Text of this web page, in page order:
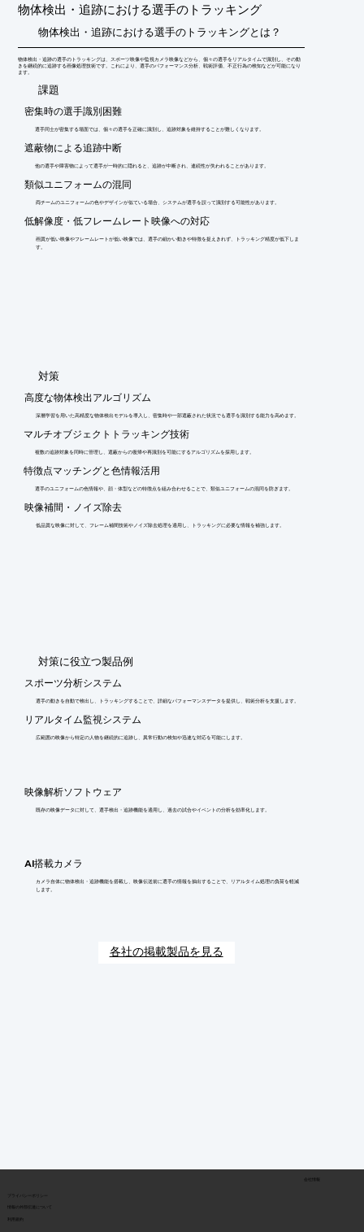
下さい。
物体検出・追跡における選手のトラッキング
物体検出・追跡における選手のトラッキングとは？
物体検出・追跡の選手のトラッキングは、スポーツ映像や監視カメラ映像などから、個々の選手をリアルタイムで識別し、その動
きを継続的に追跡する画像処理技術です。これにより、選手のパフォーマンス分析、戦術評価、不正行為の検知などが可能になり
ます。
​課題
密集時の選手識別困難
選手同士が密集する場面では、個々の選手を正確に識別し、追跡対象を維持することが難しくなります。
遮蔽物による追跡中断
他の選手や障害物によって選手が一時的に隠れると、追跡が中断され、連続性が失われることがあります。
類似ユニフォームの混同
両チームのユニフォームの色やデザインが似ている場合、システムが選手を誤って識別する可能性があります。
低解像度・低フレームレート映像への対応
画質が低い映像やフレームレートが低い映像では、選手の細かい動きや特徴を捉えきれず、トラッキング精度が低下しま
す。
​対策
高度な物体検出アルゴリズム
深層学習を用いた高精度な物体検出モデルを導入し、密集時や一部遮蔽された状況でも選手を識別する能力を高めます。
マルチオブジェクトトラッキング技術
複数の追跡対象を同時に管理し、遮蔽からの復帰や再識別を可能にするアルゴリズムを採用します。
特徴点マッチングと色情報活用
選手のユニフォームの色情報や、顔・体型などの特徴点を組み合わせることで、類似ユニフォームの混同を防ぎます。
映像補間・ノイズ除去
低品質な映像に対して、フレーム補間技術やノイズ除去処理を適用し、トラッキングに必要な情報を補強します。
​対策に役立つ製品例
スポーツ分析システム
選手の動きを自動で検出し、トラッキングすることで、詳細なパフォーマンスデータを提供し、戦術分析を支援します。
リアルタイム監視システム
広範囲の映像から特定の人物を継続的に追跡し、異常行動の検知や迅速な対応を可能にします。
映像解析ソフトウェア
既存の映像データに対して、選手検出・追跡機能を適用し、過去の試合やイベントの分析を効率化します。
AI搭載カメラ
カメラ自体に物体検出・追跡機能を搭載し、映像伝送前に選手の情報を抽出することで、リアルタイム処理の負荷を軽減
します。
各社の掲載製品を見る
​情報の外部伝達について
会社情報